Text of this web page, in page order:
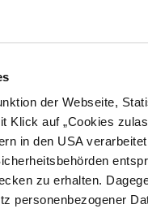
der Webseite,
Klick auf „Cookies
in den USA
zu erhalten.
personenbezogener